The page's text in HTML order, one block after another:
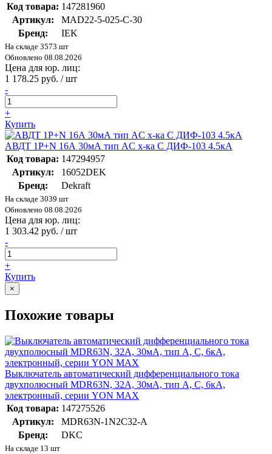
Код товара: 147281960
Артикул:
MAD22-5-025-C-30
Бренд:
IEK
На складе 3573 шт
Обновлено 08.08.2026
Цена для юр. лиц:
1 178.25 руб. / шт
-
+
Купить
АВДТ 1Р+N 16А 30мА тип AC х-ка C ДИФ-103 4.5кА
Код товара: 147294957
Артикул:
16052DEK
Бренд:
Dekraft
На складе 3039 шт
Обновлено 08.08.2026
Цена для юр. лиц:
1 303.42 руб. / шт
-
+
Купить
×
Похожие товары
Выключатель автоматический дифференциального тока
двухполюсный MDR63N, 32A, 30мА, тип A, C, 6кА,
электронный, серии YON MAX
Код товара: 147275526
Артикул:
MDR63N-1N2C32-A
Бренд:
DKC
На складе 13 шт